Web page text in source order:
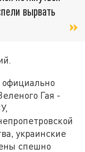
вырвать
Гая -
украинские
спешно